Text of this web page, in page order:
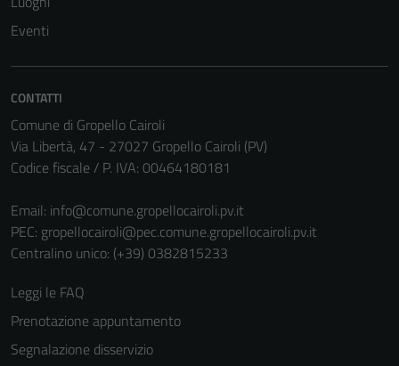
Eventi
CONTATTI
Comune di Gropello Cairoli
Via Libertà, 47 - 27027 Gropello Cairoli (PV)
Codice fiscale / P. IVA: 00464180181
Email: info@comune.gropellocairoli.pv.it
PEC: gropellocairoli@pec.comune.gropellocairoli.pv.it
Centralino unico: (+39) 0382815233
Leggi le FAQ
Prenotazione appuntamento
Segnalazione disservizio